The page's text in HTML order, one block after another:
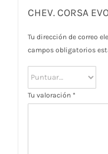
CHEV. CORSA
Tu dirección de correo
campos obligatorios
Tu valoración *